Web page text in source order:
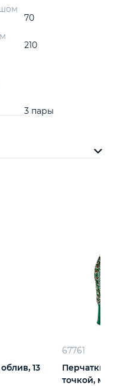
70
210
3 пары
13
67761
Перчатки
точкой,